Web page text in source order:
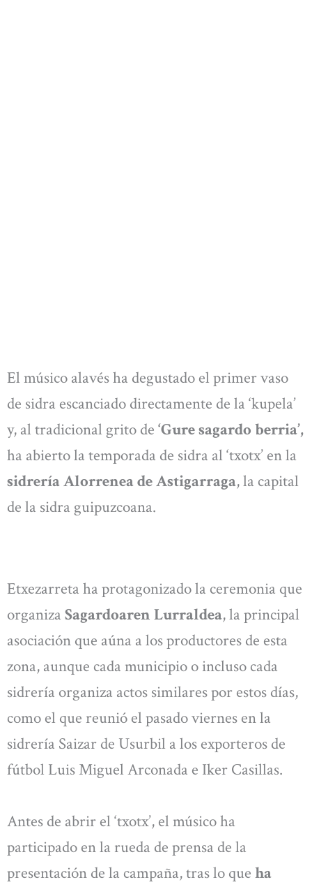
El músico alavés ha degustado el primer vaso
de sidra escanciado directamente de la ‘kupela’
y, al tradicional grito de ‘Gure sagardo berria’,
ha abierto la temporada de sidra al ‘txotx’ en la
sidrería Alorrenea de Astigarraga, la capital
de la sidra guipuzcoana.
Etxezarreta ha protagonizado la ceremonia que
organiza Sagardoaren Lurraldea, la principal
asociación que aúna a los productores de esta
zona, aunque cada municipio o incluso cada
sidrería organiza actos similares por estos días,
como el que reunió el pasado viernes en la
sidrería Saizar de Usurbil a los exporteros de
fútbol Luis Miguel Arconada e Iker Casillas.
Antes de abrir el ‘txotx’, el músico ha
participado en la rueda de prensa de la
presentación de la campaña, tras lo que ha